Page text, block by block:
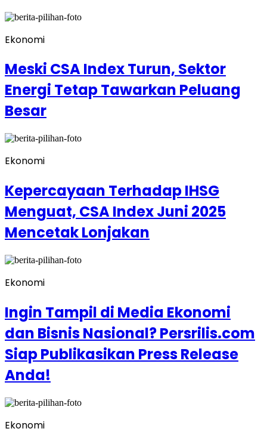
Ekonomi
Meski CSA Index Turun, Sektor
Energi Tetap Tawarkan Peluang
Besar
Ekonomi
Kepercayaan Terhadap IHSG
Menguat, CSA Index Juni 2025
Mencetak Lonjakan
Ekonomi
Ingin Tampil di Media Ekonomi
dan Bisnis Nasional? Persrilis.com
Siap Publikasikan Press Release
Anda!
Ekonomi